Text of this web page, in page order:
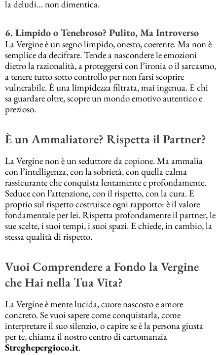
la deludi… non dimentica.
6. Limpido o Tenebroso? Pulito, Ma Introverso
La Vergine è un segno limpido, onesto, coerente. Ma non è
semplice da decifrare. Tende a nascondere le emozioni
dietro la razionalità, a proteggersi con l’ironia o il sarcasmo,
a tenere tutto sotto controllo per non farsi scoprire
vulnerabile. È una limpidezza filtrata, mai ingenua. E chi
sa guardare oltre, scopre un mondo emotivo autentico e
prezioso.
È un Ammaliatore? Rispetta il Partner?
La Vergine non è un seduttore da copione. Ma ammalia
con l’intelligenza, con la sobrietà, con quella calma
rassicurante che conquista lentamente e profondamente.
Seduce con l’attenzione, con il rispetto, con la cura. E
proprio sul rispetto costruisce ogni rapporto: è il valore
fondamentale per lei. Rispetta profondamente il partner, le
sue scelte, i suoi tempi, i suoi spazi. E chiede, in cambio, la
stessa qualità di rispetto.
Vuoi Comprendere a Fondo la Vergine
che Hai nella Tua Vita?
La Vergine è mente lucida, cuore nascosto e amore
concreto. Se vuoi sapere come conquistarla, come
interpretare il suo silenzio, o capire se è la persona giusta
per te, chiama il nostro centro di cartomanzia
Streghepergioco.it.